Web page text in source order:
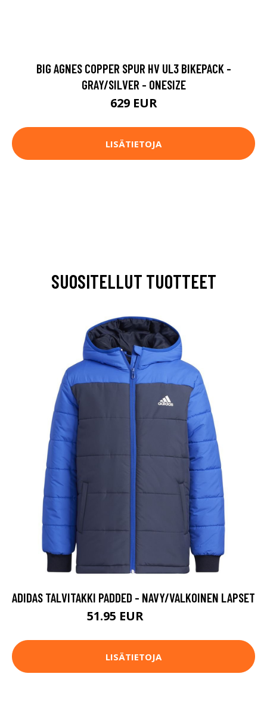
BIG AGNES COPPER SPUR HV UL3 BIKEPACK -
GRAY/SILVER - ONESIZE
629 EUR
LISÄTIETOJA
SUOSITELLUT TUOTTEET
ADIDAS TALVITAKKI PADDED - NAVY/VALKOINEN LAPSET
51.95 EUR
LISÄTIETOJA